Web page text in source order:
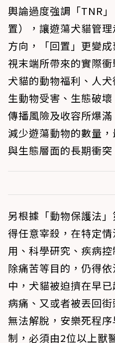
輿論過度強調「TNR
置），讓遊蕩犬貓管
方向，「回置」更變
視末端所帶來的實際
犬貓的動物福利、人
生動物受害、生態破
傳播風險及收容所爆
減少遊蕩動物的數量
與生態層面的長期衝突
另根據「動物保護法
得任意宰殺，在特定
用、科學研究、疾病
除痛苦等目的，仍得
中，犬貓被迫擠在早
病痛、又或者被丟回
無法解脫，安樂死程
制，必須由2位以上獸